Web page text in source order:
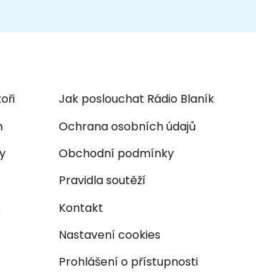
Jak poslouchat Rádio Blaník
Ochrana osobních údajů
Obchodní podmínky
Pravidla soutěží
Kontakt
Nastavení cookies
Prohlášení o přístupnosti